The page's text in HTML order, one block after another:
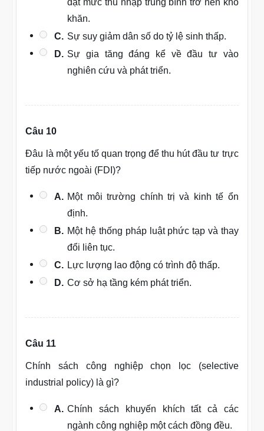
đạt mức thu nhập trung bình trở nên khó
khăn.
C. Sự suy giảm dân số do tỷ lệ sinh thấp.
D. Sự gia tăng đáng kể về đầu tư vào
nghiên cứu và phát triển.
Câu 10
Đâu là một yếu tố quan trọng để thu hút đầu tư trực
tiếp nước ngoài (FDI)?
A. Một môi trường chính trị và kinh tế ổn
định.
B. Một hệ thống pháp luật phức tạp và thay
đổi liên tục.
C. Lực lượng lao động có trình độ thấp.
D. Cơ sở hạ tầng kém phát triển.
Câu 11
Chính sách công nghiệp chọn lọc (selective
industrial policy) là gì?
A. Chính sách khuyến khích tất cả các
ngành công nghiệp một cách đồng đều.